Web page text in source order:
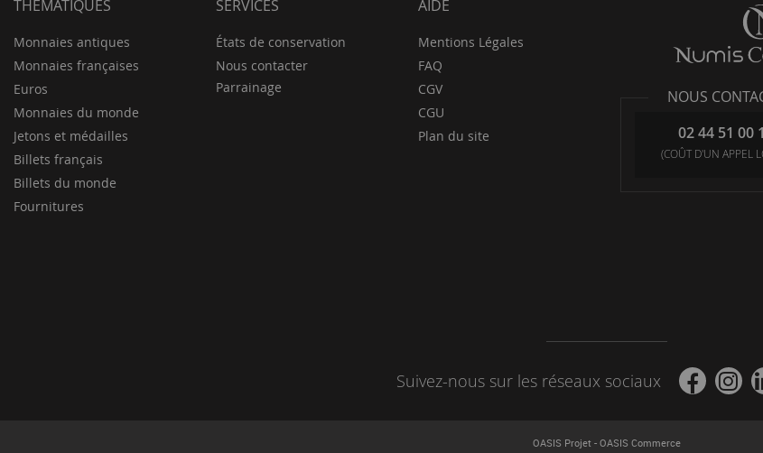
THÉMATIQUES
Monnaies antiques
Monnaies françaises
Euros
Monnaies du monde
Jetons et médailles
Billets français
Billets du monde
Fournitures
SERVICES
États de conservation
Nous contacter
Parrainage
AIDE
Mentions Légales
FAQ
CGV
CGU
Plan du site
NOUS
02 44 51 00
(COÛT D'UN APPEL
Suivez-nous sur les réseaux sociaux
OASIS Projet - OASIS Commerce